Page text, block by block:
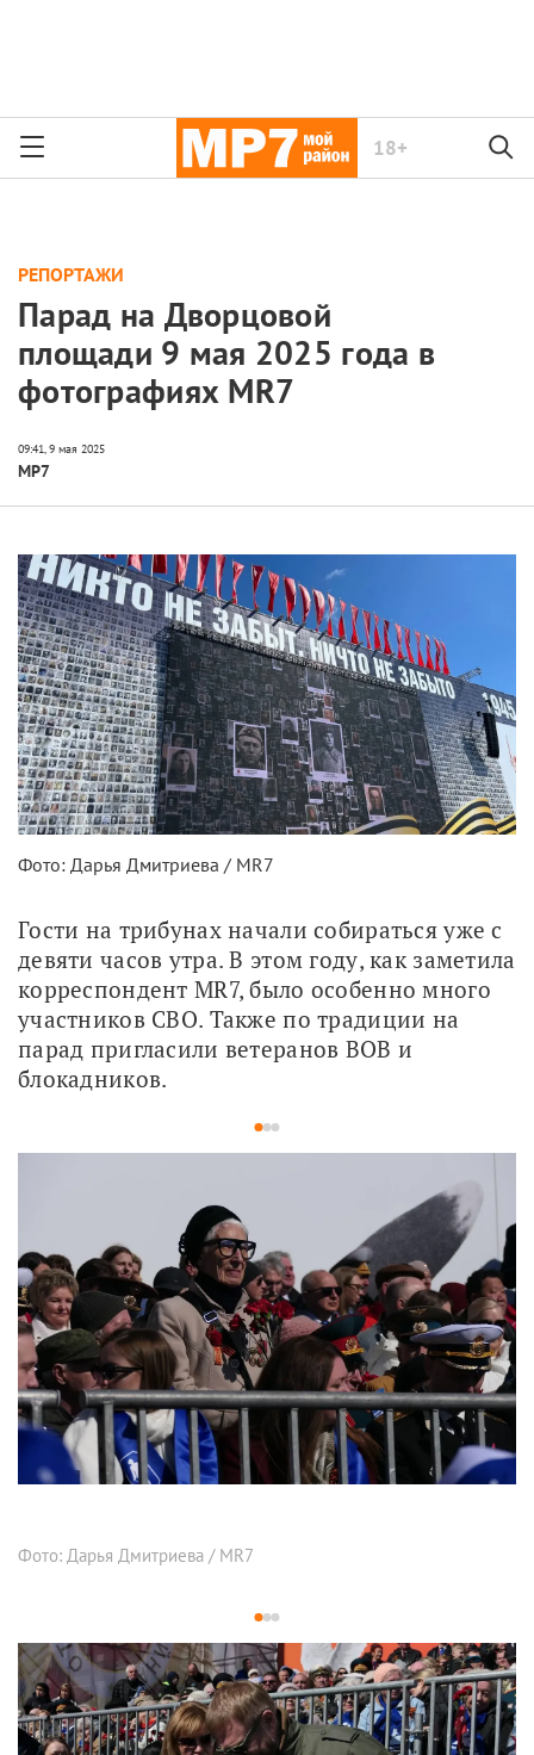
18+
РЕПОРТАЖИ
Парад на Дворцовой
площади 9 мая 2025 года в
фотографиях MR7
МР7
Фото: Дарья Дмитриева / MR7
Гости на трибунах начали собираться уже с
девяти часов утра. В этом году, как заметила
корреспондент MR7, было особенно много
участников СВО. Также по традиции на
парад пригласили ветеранов ВОВ и
блокадников.
123
Фото: Дарья Дмитриева / MR7
123